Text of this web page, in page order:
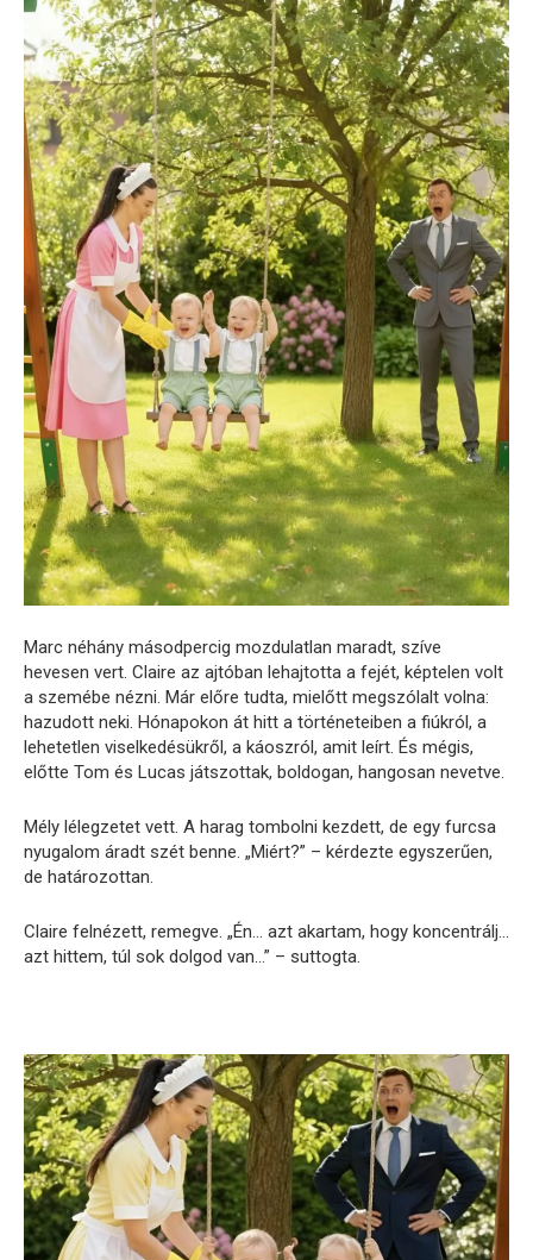
Marc néhány másodpercig mozdulatlan maradt, szíve
hevesen vert. Claire az ajtóban lehajtotta a fejét, képtelen volt
a szemébe nézni. Már előre tudta, mielőtt megszólalt volna:
hazudott neki. Hónapokon át hitt a történeteiben a fiúkról, a
lehetetlen viselkedésükről, a káoszról, amit leírt. És mégis,
előtte Tom és Lucas játszottak, boldogan, hangosan nevetve.
Mély lélegzetet vett. A harag tombolni kezdett, de egy furcsa
nyugalom áradt szét benne. „Miért?” – kérdezte egyszerűen,
de határozottan.
Claire felnézett, remegve. „Én… azt akartam, hogy koncentrálj…
azt hittem, túl sok dolgod van…” – suttogta.